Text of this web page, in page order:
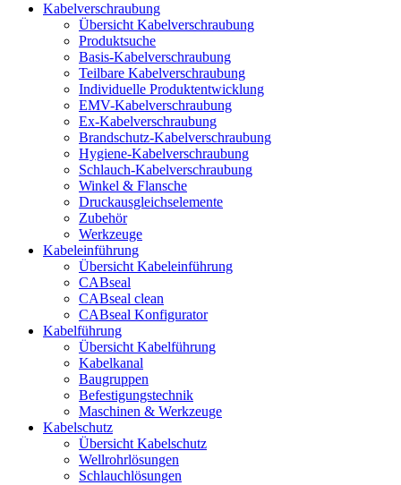
Kabelverschraubung
Übersicht Kabelverschraubung
Produktsuche
Basis-Kabelverschraubung
Teilbare Kabelverschraubung
Individuelle Produktentwicklung
EMV-Kabelverschraubung
Ex-Kabelverschraubung
Brandschutz-Kabelverschraubung
Hygiene-Kabelverschraubung
Schlauch-Kabelverschraubung
Winkel & Flansche
Druckausgleichselemente
Zubehör
Werkzeuge
Kabeleinführung
Übersicht Kabeleinführung
CABseal
CABseal clean
CABseal Konfigurator
Kabelführung
Übersicht Kabelführung
Kabelkanal
Baugruppen
Befestigungstechnik
Maschinen & Werkzeuge
Kabelschutz
Übersicht Kabelschutz
Wellrohrlösungen
Schlauchlösungen